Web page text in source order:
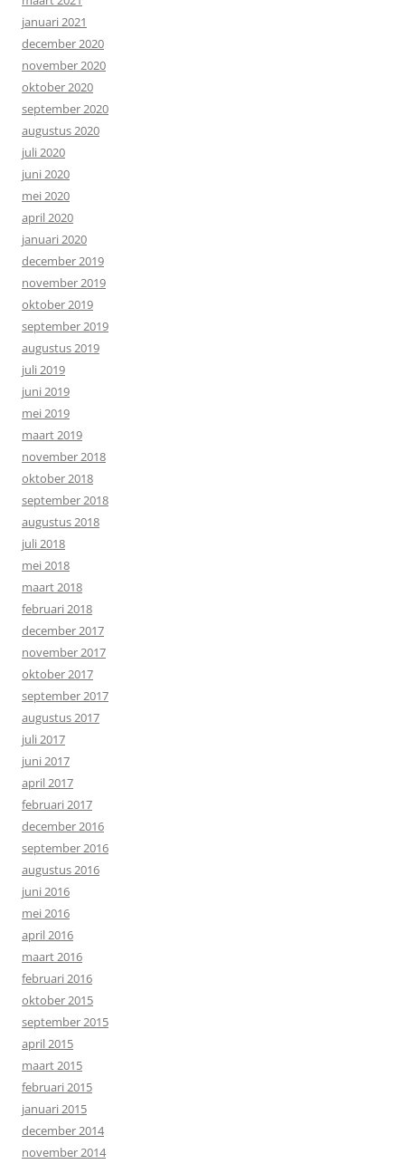
januari 2021
december 2020
november 2020
oktober 2020
september 2020
augustus 2020
juli 2020
juni 2020
mei 2020
april 2020
januari 2020
december 2019
november 2019
oktober 2019
september 2019
augustus 2019
juli 2019
juni 2019
mei 2019
maart 2019
november 2018
oktober 2018
september 2018
augustus 2018
juli 2018
mei 2018
maart 2018
februari 2018
december 2017
november 2017
oktober 2017
september 2017
augustus 2017
juli 2017
juni 2017
april 2017
februari 2017
december 2016
september 2016
augustus 2016
juni 2016
mei 2016
april 2016
maart 2016
februari 2016
oktober 2015
september 2015
april 2015
maart 2015
februari 2015
januari 2015
december 2014
november 2014